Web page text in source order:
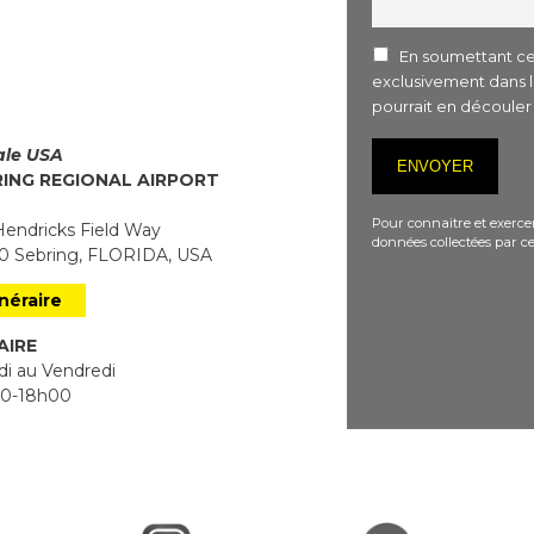
USA
REGIONAL AIRPORT
Field Way
Sebring, FLORIDA, USA
au Vendredi
18h00
En soumettant
exclusivement
pourrait en
Pour connaitre et
données collectées par